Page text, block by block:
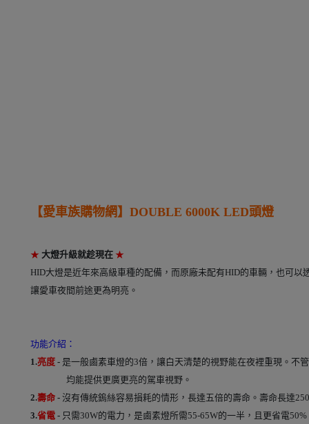
【愛車族購物網】 DOUBLE 6000K LED頭燈
★ 大燈升級就趁現在 ★
HID大燈是近年來高級車種的配備，而原廠未配有HID的車輛，也可以
讓愛車夜間前途更為明亮。
功能介紹：
1.亮度 - 是一般鹵素車燈的3倍，讓白天清楚的視野能在夜裡重現。不
均能提供更廣更亮的駕車視野。
2.壽命 - 沒有傳統鎢絲容易損耗的情形，長達五倍的壽命。壽命長達
3.省電 - 只需30W的電力，是鹵素燈所需55-65W的一半，且更省電